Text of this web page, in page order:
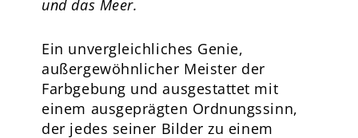
und das Meer.
Ein unvergleichliches Genie,
außergewöhnlicher Meister der
Farbgebung und ausgestattet mit
einem ausgeprägten Ordnungssinn,
der jedes seiner Bilder zu einem